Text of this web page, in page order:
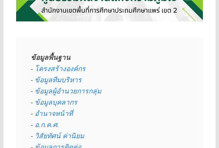
ข้อมูลพื้นฐาน
- โครงสร้างองค์กร
- ข้อมูลทีมบริหาร
- ข้อมูลผู้อำนวยการกลุ่ม
- ข้อมูลบุคลากร
- อำนาจหน้าที่
- อ.ก.ค.ศ.
- วิสัยทัศน์ ค่านิยม